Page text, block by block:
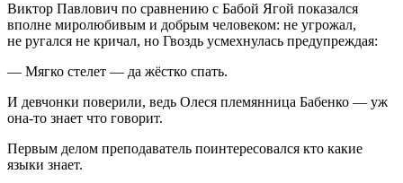
Виктор Павлович по сравнению с Бабой Ягой показался
вполне миролюбивым и добрым человеком: не угрожал,
не ругался не кричал, но Гвоздь усмехнулась предупреждая:
— Мягко стелет — да жёстко спать.
И девчонки поверили, ведь Олеся племянница Бабенко — уж
она-то знает что говорит.
Первым делом преподаватель поинтересовался кто какие
языки знает.